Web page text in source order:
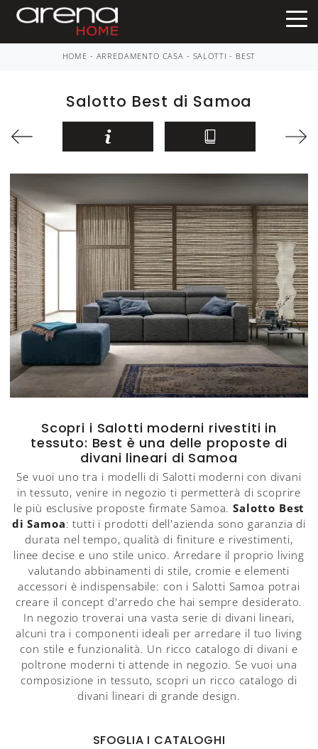
HOME - ARREDAMENTO CASA - SALOTTI - BEST
Salotto Best di Samoa
Scopri i Salotti moderni rivestiti in
tessuto: Best è una delle proposte di
divani lineari di Samoa
Se vuoi uno tra i modelli di Salotti moderni con divani
in tessuto, venire in negozio ti permetterà di scoprire
le più esclusive proposte firmate Samoa.Salotto Best
di Samoa: tutti i prodotti dell'azienda sono garanzia di
durata nel tempo, qualità di finiture e rivestimenti,
linee decise e uno stile unico. Arredare il proprio living
valutando abbinamenti di stile, cromie e elementi
accessori è indispensabile: con i Salotti Samoa potrai
creare il concept d'arredo che hai sempre desiderato.
In negozio troverai una vasta serie di divani lineari,
alcuni tra i componenti ideali per arredare il tuo living
con stile e funzionalità. Un ricco catalogo di divani e
poltrone moderni ti attende in negozio. Se vuoi una
composizione in tessuto, scopri un ricco catalogo di
divani lineari di grande design.
SFOGLIA I CATALOGHI